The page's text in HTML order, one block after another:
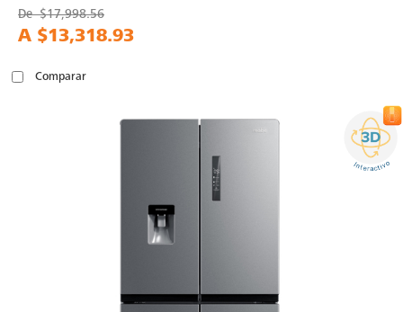
De$17,998.56
A $13,318.93
Comparar